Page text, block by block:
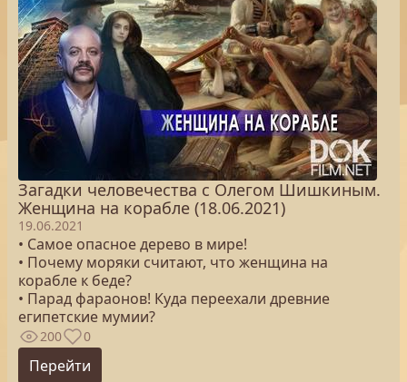
Загадки человечества с Олегом Шишкиным.
Женщина на корабле (18.06.2021)
19.06.2021
• Самое опасное дерево в мире!
• Почему моряки считают, что женщина на
корабле к беде?
• Парад фараонов! Куда переехали древние
египетские мумии?
200 0
Перейти